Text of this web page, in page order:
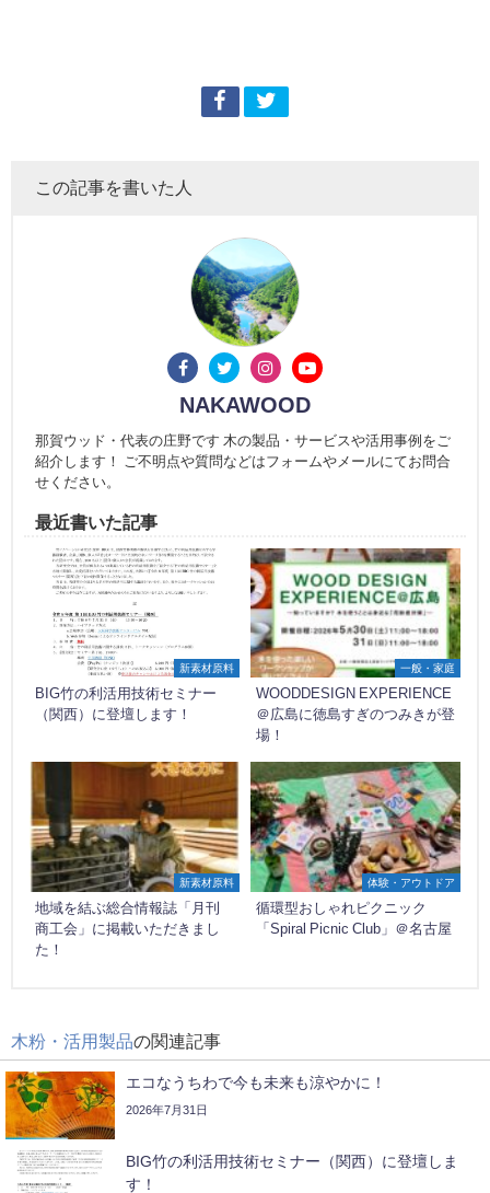
この記事を書いた人
NAKAWOOD
那賀ウッド・代表の庄野です 木の製品・サービスや活用事例をご
紹介します！ ご不明点や質問などはフォームやメールにてお問合
せください。
最近書いた記事
新素材原料
BIG竹の利活用技術セミナー
（関西）に登壇します！
一般・家庭
WOODDESIGN EXPERIENCE
＠広島に徳島すぎのつみきが登
場！
新素材原料
地域を結ぶ総合情報誌「月刊
商工会」に掲載いただきまし
た！
体験・アウトドア
循環型おしゃれピクニック
「Spiral Picnic Club」＠名古屋
木粉・活用製品の関連記事
エコなうちわで今も未来も涼やかに！
2026年7月31日
BIG竹の利活用技術セミナー（関西）に登壇しま
す！